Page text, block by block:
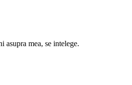
asupra mea, se intelege.